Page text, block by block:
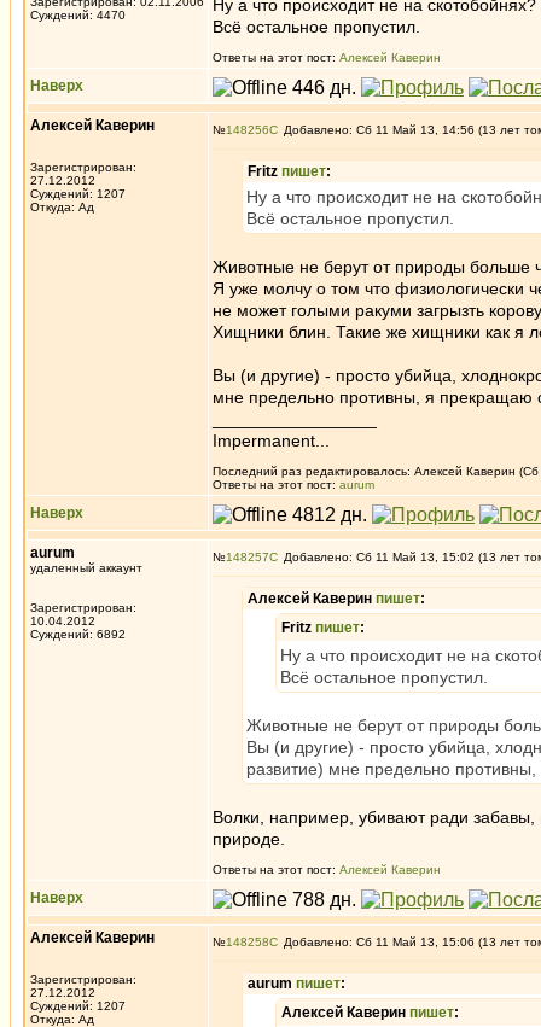
Суждений: 4470
Ну а что происходит не на
Всё остальное пропустил.
Ответы на этот пост: Алексей Каверин
Наверх
Алексей Каверин
Зарегистрирован:
27.12.2012
Суждений: 1207
Откуда: Ад
№148256 Добавлено: Сб 11 Май 13, 14:56 (13 лет
Fritz пишет:
Ну а что происходит не на
Всё остальное пропустил.
Животные не берут от природы больше
Я уже молчу о том что физиологически
не может голыми ракуми загрызть
Хищники блин. Такие же хищники как я
Вы (и другие) - просто убийца,
мне предельно противны, я прекращаю
Impermanent...
Последний раз редактировалось: Алексей Каверин
Ответы на этот пост: aurum
Наверх
aurum
удаленный аккаунт
Зарегистрирован:
10.04.2012
Суждений: 6892
№148257 Добавлено: Сб 11 Май 13, 15:02 (13 лет
Алексей Каверин пишет:
Fritz пишет:
Ну а что происходит не на
Всё остальное пропустил.
Животные не берут от природы
Вы (и другие) - просто убийца,
развитие) мне предельно
Волки, например, убивают ради забавы,
природе.
Ответы на этот пост: Алексей Каверин
Наверх
Алексей Каверин
Зарегистрирован:
27.12.2012
Суждений: 1207
Откуда: Ад
№148258 Добавлено: Сб 11 Май 13, 15:06 (13 лет
aurum пишет:
Алексей Каверин пишет: